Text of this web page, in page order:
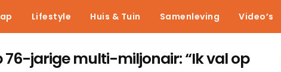
Lifestyle Huis & Tuin Samenleving Video’s
76-jarige multi-miljonair: “Ik val op